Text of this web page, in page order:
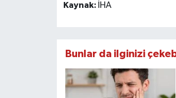
Kaynak: İHA
Bunlar da ilginizi